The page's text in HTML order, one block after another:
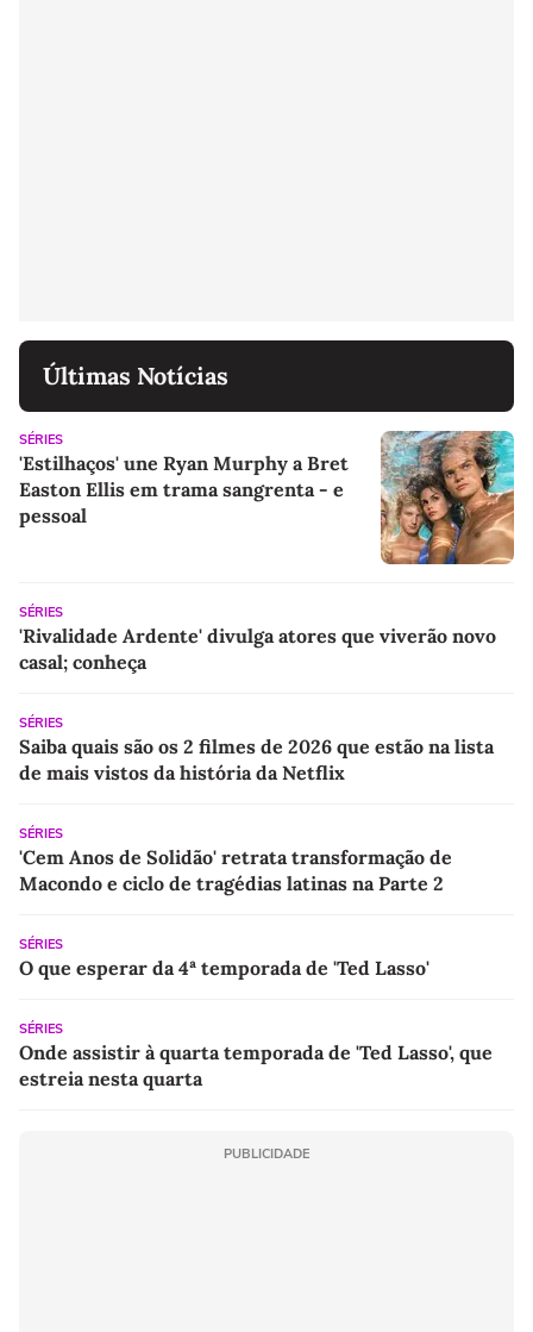
Últimas Notícias
SÉRIES
'Estilhaços' une Ryan Murphy a Bret
Easton Ellis em trama sangrenta - e
pessoal
SÉRIES
'Rivalidade Ardente' divulga atores que viverão novo
casal; conheça
SÉRIES
Saiba quais são os 2 filmes de 2026 que estão na lista
de mais vistos da história da Netflix
SÉRIES
'Cem Anos de Solidão' retrata transformação de
Macondo e ciclo de tragédias latinas na Parte 2
SÉRIES
O que esperar da 4ª temporada de 'Ted Lasso'
SÉRIES
Onde assistir à quarta temporada de 'Ted Lasso', que
estreia nesta quarta
PUBLICIDADE